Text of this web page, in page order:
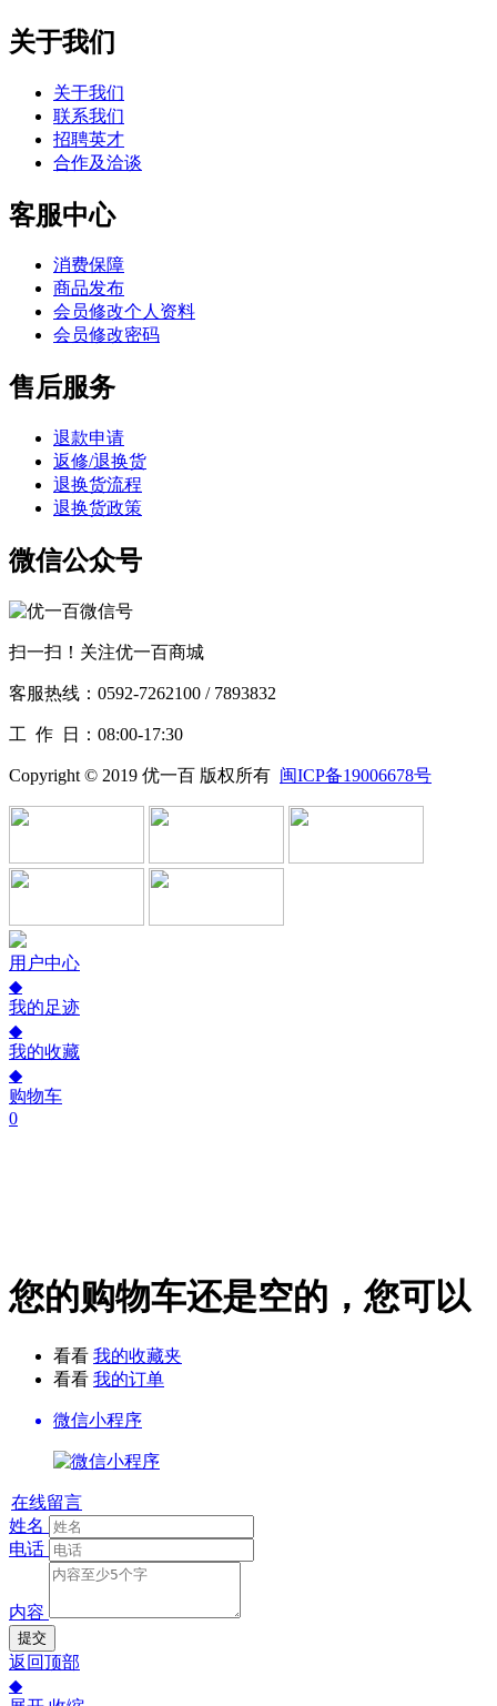
关于我们
关于我们
联系我们
招聘英才
合作及洽谈
客服中心
消费保障
商品发布
会员修改个人资料
会员修改密码
售后服务
退款申请
返修/退换货
退换货流程
退换货政策
微信公众号
扫一扫！关注优一百商城
客服热线：0592-7262100 / 7893832
工作 日：08:00-17:30
Copyright © 2019 优一百 版权所有 闽ICP备19006678号
用户中心
◆
我的足迹
◆
我的收藏
◆
购物车
0
您的购物车还是空的，您可以
看看 我的收藏夹
看看 我的订单
微信小程序
在线留言
姓名
电话
内容
提交
返回顶部
◆